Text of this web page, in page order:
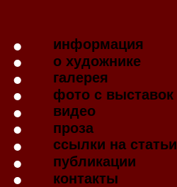
информация
о художнике
галерея
фото с выставок
видео
проза
ссылки на статьи
публикации
контакты